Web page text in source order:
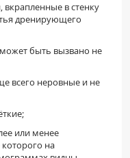
в стенку
дренирующего
быть вызвано не
всего неровные и не
или менее
на